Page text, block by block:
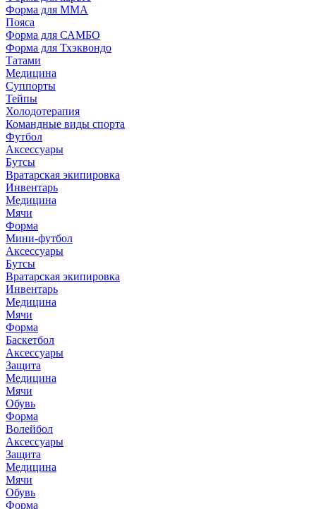
Форма для MMA
Пояса
Форма для САМБО
Форма для Тхэквондо
Татами
Медицина
Суппорты
Тейпы
Холодотерапия
Командные виды спорта
Футбол
Аксессуары
Бутсы
Вратарская экипировка
Инвентарь
Медицина
Мячи
Форма
Мини-футбол
Аксессуары
Бутсы
Вратарская экипировка
Инвентарь
Медицина
Мячи
Форма
Баскетбол
Аксессуары
Защита
Медицина
Мячи
Обувь
Форма
Волейбол
Аксессуары
Защита
Медицина
Мячи
Обувь
Форма